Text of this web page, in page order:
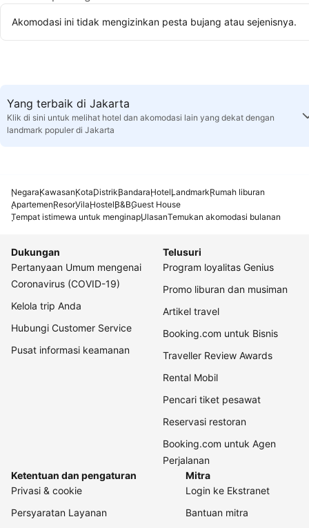
Akomodasi ini tidak mengizinkan pesta bujang atau sejenisnya.
Yang terbaik di Jakarta
Klik di sini untuk melihat hotel dan akomodasi lain yang dekat dengan
landmark populer di Jakarta
NegaraKawasanKotaDistrikBandaraHotelLandmarkRumah liburan
ApartemenResorVilaHostelB&BGuest House
Tempat istimewa untuk menginapUlasanTemukan akomodasi bulanan
Dukungan
Pertanyaan Umum mengenai
Coronavirus (COVID-19)
Kelola trip Anda
Hubungi Customer Service
Pusat informasi keamanan
Telusuri
Program loyalitas Genius
Promo liburan dan musiman
Artikel travel
Booking.com untuk Bisnis
Traveller Review Awards
Rental Mobil
Pencari tiket pesawat
Reservasi restoran
Booking.com untuk Agen
Perjalanan
Ketentuan dan pengaturan
Privasi & cookie
Persyaratan Layanan
Mitra
Login ke Ekstranet
Bantuan mitra